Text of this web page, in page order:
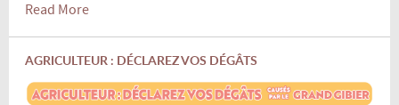
Read More
AGRICULTEUR : DÉCLAREZ VOS DÉGÂTS